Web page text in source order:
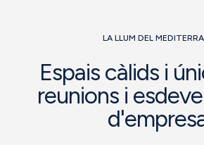
LA LLUM DEL
Espais càlids i
reunions i